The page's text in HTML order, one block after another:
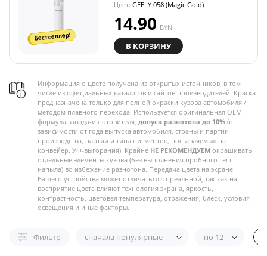
бестселлер!
Цвет: GEELY 058 (Magic Gold)
14.90 BYN
В КОРЗИНУ
Информация о цвете получена из открытых источников, в том
числе из официальных каталогов и сайтов производителей. Краска
предназначена только для полной окраски кузова автомобиля /
методом плавного перехода. Используется оригинальная OEM-
формула завода-изготовителя, допуск разнотона до 10% (в
зависимости от года выпуска автомобиля, страны и партии
производства, партии и типа пигментов, поставляемых на
конвейер, УФ-выгорания). Крайне НЕ РЕКОМЕНДУЕМ окрашивать
отдельные элементы кузова (без выполнения пробного тест-
напыла) во избежание разнотона. Передача цвета на экране
Вашего устройства может отличаться от реальной, так как на
восприятие цвета влияют технология экрана, яркость,
контрастность, цветовая температура, отражения, блеск, условия
освещения и иные факторы.
Фильтр сначала популярные по 12